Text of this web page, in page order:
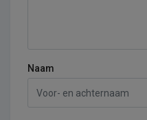
Naam